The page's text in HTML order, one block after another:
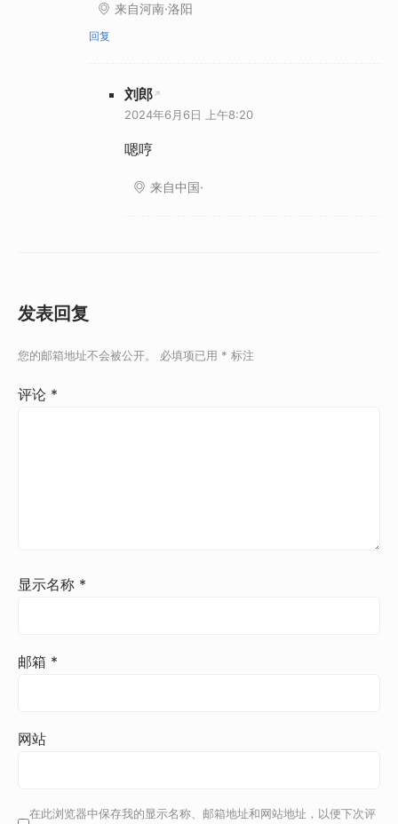
来自河南·洛阳
回复
刘郎
2024年6月6日 上午8:20
嗯哼
来自中国·
发表回复
您的邮箱地址不会被公开。 必填项已用 * 标注
评论 *
显示名称 *
邮箱 *
网站
在此浏览器中保存我的显示名称、邮箱地址和网站地址，以便下次评